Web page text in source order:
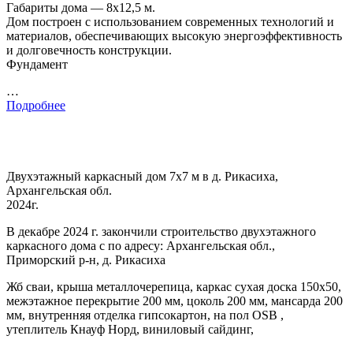
Габариты дома — 8х12,5 м.
Дом построен с использованием современных технологий и
материалов, обеспечивающих высокую энергоэффективность
и долговечность конструкции.
Фундамент
…
Подробнее
Двухэтажный каркасный дом 7х7 м в д. Рикасиха,
Архангельская обл.
2024г.
В декабре 2024 г. закончили строительство двухэтажного
каркасного дома с по адресу: Архангельская обл.,
Приморский р-н, д. Рикасиха
Жб сваи, крыша металлочерепица, каркас сухая доска 150х50,
межэтажное перекрытие 200 мм, цоколь 200 мм, мансарда 200
мм, внутренняя отделка гипсокартон, на пол OSB ,
утеплитель Кнауф Норд, виниловый сайдинг,